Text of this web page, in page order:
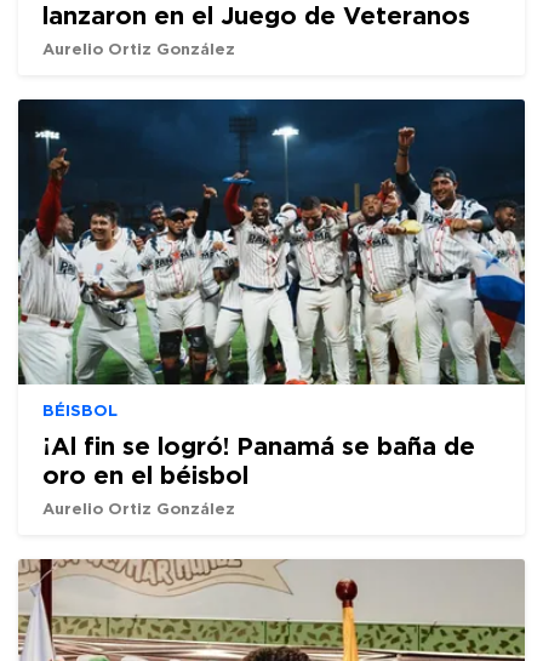
lanzaron en el Juego de Veteranos
Aurelio Ortiz González
BÉISBOL
¡Al fin se logró! Panamá se baña de
oro en el béisbol
Aurelio Ortiz González